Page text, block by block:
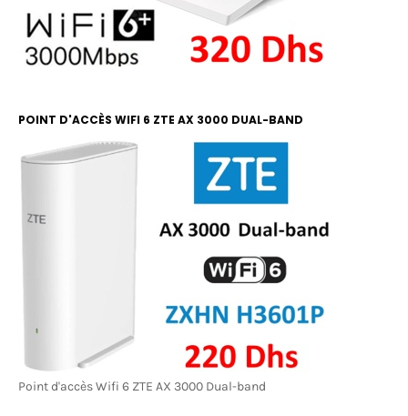
POINT D'ACCÈS WIFI 6 ZTE AX 3000 DUAL-BAND
Point d'accès Wifi 6 ZTE AX 3000 Dual-band